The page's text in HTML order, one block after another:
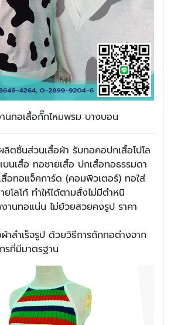
านทอเสื้อกั๊กไหมพรม บางบอน
ลิตชิ้นส่วนเสื้อผ้า รับทอคอปกเสื้อโปโล
นเสื้อ ทอชายเสื้อ ปกเสื้อทอธรรมดา
สื้อทอแจ็คการ์ด (คอมพิวเตอร์) ทอใส่
ยโลโก้ ทำให้ได้ตามสั่งไม่มีตำหนิ
นทอแน่น ไม่ย้วยสวยคงรูป ราคา
าสำเร็จรูป ด้วยวิธีการถักทอต่างจาก
รที่มีมาตรฐาน